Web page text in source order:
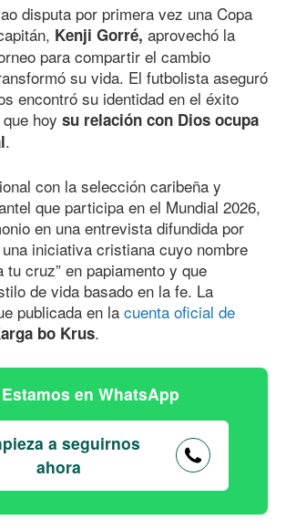
disputa por primera vez una Copa
Kenji Gorré, aprovechó la
para compartir el cambio
su vida. El futbolista aseguró
encontró su identidad en el éxito
hoy su relación con Dios ocupa
.
con la selección caribeña y
que participa en el Mundial 2026,
en una entrevista difundida por
iniciativa cristiana cuyo nombre
tu cruz” en papiamento y que
de vida basado en la fe. La
publicada en la cuenta oficial de
bo Krus.
Estamos en WhatsApp
a seguirnos
ahora